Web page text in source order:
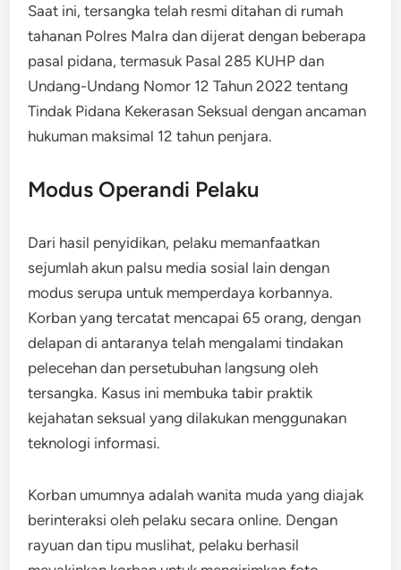
Saat ini, tersangka telah resmi ditahan di rumah
tahanan Polres Malra dan dijerat dengan beberapa
pasal pidana, termasuk Pasal 285 KUHP dan
Undang-Undang Nomor 12 Tahun 2022 tentang
Tindak Pidana Kekerasan Seksual dengan ancaman
hukuman maksimal 12 tahun penjara.
Modus Operandi Pelaku
Dari hasil penyidikan, pelaku memanfaatkan
sejumlah akun palsu media sosial lain dengan
modus serupa untuk memperdaya korbannya.
Korban yang tercatat mencapai 65 orang, dengan
delapan di antaranya telah mengalami tindakan
pelecehan dan persetubuhan langsung oleh
tersangka. Kasus ini membuka tabir praktik
kejahatan seksual yang dilakukan menggunakan
teknologi informasi.
Korban umumnya adalah wanita muda yang diajak
berinteraksi oleh pelaku secara online. Dengan
rayuan dan tipu muslihat, pelaku berhasil